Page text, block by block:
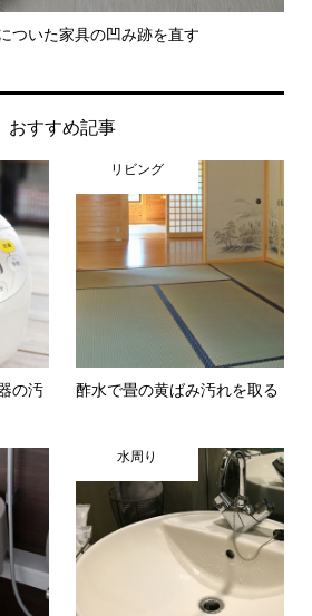
ついた家具の凹み跡を直す
おすすめ記事
の汚
リビング
酢水で畳の黄ばみ汚れを取る
水周り